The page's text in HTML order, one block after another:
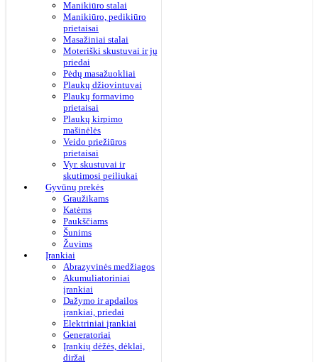
Manikiūro stalai
Manikiūro, pedikiūro
prietaisai
Masažiniai stalai
Moteriški skustuvai ir jų
priedai
Pėdų masažuokliai
Plaukų džiovintuvai
Plaukų formavimo
prietaisai
Plaukų kirpimo
mašinėlės
Veido priežiūros
prietaisai
Vyr. skustuvai ir
skutimosi peiliukai
Gyvūnų prekės
Graužikams
Katėms
Paukščiams
Šunims
Žuvims
Įrankiai
Abrazyvinės medžiagos
Akumuliatoriniai
įrankiai
Dažymo ir apdailos
įrankiai, priedai
Elektriniai įrankiai
Generatoriai
Įrankių dėžės, dėklai,
diržai